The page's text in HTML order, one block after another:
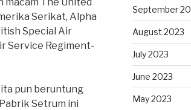
Serikat, Alpha
Special Air
Service Regiment-
pun beruntung
Pabrik Setrum ini
September
August 2023
July 2023
June 2023
May 2023